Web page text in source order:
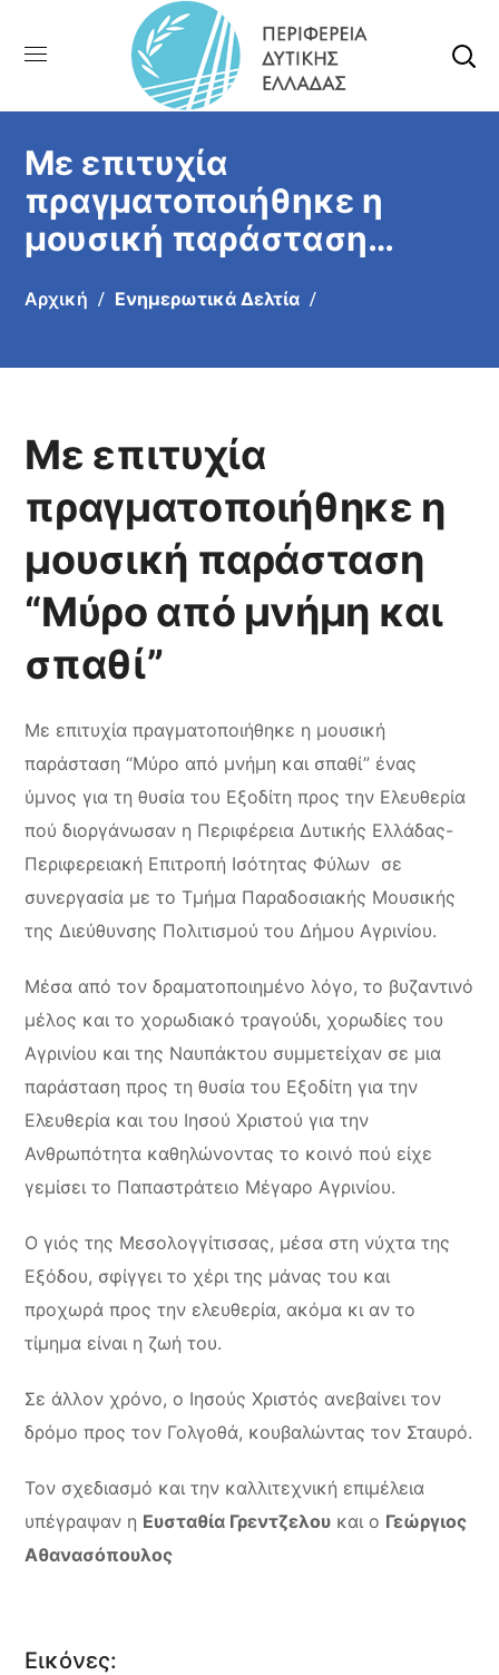
Με επιτυχία
πραγματοποιήθηκε η
μουσική παράσταση
σπαθί”
Αρχική Ενημερωτικά Δελτία
Με επιτυχία
πραγματοποιήθηκε η
μουσική παράσταση
“Μύρο από μνήμη και
σπαθί”
Με επιτυχία πραγματοποιήθηκε η μουσική
παράσταση “Μύρο από μνήμη και σπαθί” ένας
ύμνος για τη θυσία του Εξοδίτη προς την Ελευθερία
πού διοργάνωσαν η Περιφέρεια Δυτικής Ελλάδας-
Περιφερειακή Επιτροπή Ισότητας Φύλων σε
συνεργασία με το Τμήμα Παραδοσιακής Μουσικής
της Διεύθυνσης Πολιτισμού του Δήμου Αγρινίου.
Μέσα από τον δραματοποιημένο λόγο, το βυζαντινό
μέλος και το χορωδιακό τραγούδι, χορωδίες του
Αγρινίου και της Ναυπάκτου συμμετείχαν σε μια
παράσταση προς τη θυσία του Εξοδίτη για την
Ελευθερία και του Ιησού Χριστού για την
Ανθρωπότητα καθηλώνοντας το κοινό πού είχε
γεμίσει το Παπαστράτειο Μέγαρο Αγρινίου.
Ο γιός της Μεσολογγίτισσας, μέσα στη νύχτα της
Εξόδου, σφίγγει το χέρι της μάνας του και
προχωρά προς την ελευθερία, ακόμα κι αν το
τίμημα είναι η ζωή του.
Σε άλλον χρόνο, ο Ιησούς Χριστός ανεβαίνει τον
δρόμο προς τον Γολγοθά, κουβαλώντας τον Σταυρό.
Τον σχεδιασμό και την καλλιτεχνική επιμέλεια
υπέγραψαν η Ευσταθία Γρεντζελου και ο Γεώργιος
Αθανασόπουλος
Εικόνες: